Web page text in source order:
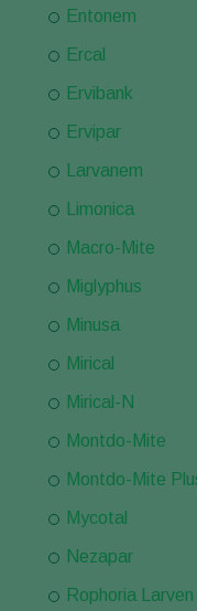
Entonem
Ercal
Ervibank
Ervipar
Larvanem
Limonica
Macro-Mite
Miglyphus
Minusa
Mirical
Mirical-N
Montdo-Mite
Montdo-Mite
Mycotal
Nezapar
Rophoria Larven